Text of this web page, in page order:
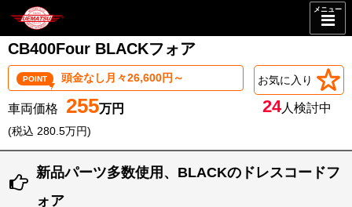
メニュー
CB400Four BLACKフォア
POINT 頭金なし月々26,600円～
255
(税込 280.5万円)
お気に入り
24人検討中
新品パーツ多数使用、BLACKのドレスコードフ
ォア